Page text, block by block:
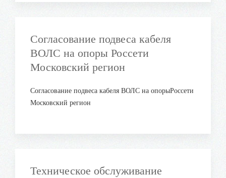
Согласование подвеса кабеля
ВОЛС на опоры Россети
Московский регион
Согласование подвеса кабеля ВОЛС на опорыРоссети
Московский регион
Техническое обслуживание